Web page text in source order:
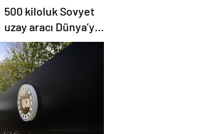
500 kiloluk Sovyet
uzay aracı Dünya’ya
düşüyor: Türkiye de
risk altında